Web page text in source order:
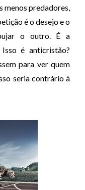
menos predadores,
é o desejo e o
o outro. É a
é anticristão?
para ver quem
seria contrário à